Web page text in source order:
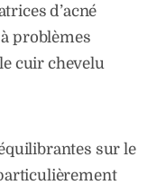
d’acné
problèmes
cuir chevelu
sur le